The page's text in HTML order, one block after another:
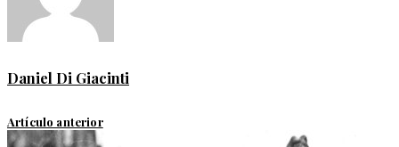
Daniel Di Giacinti
Artículo anterior